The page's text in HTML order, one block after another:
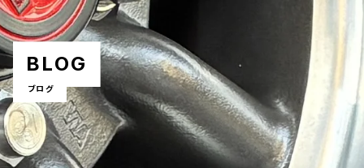
BLOG
ブログ